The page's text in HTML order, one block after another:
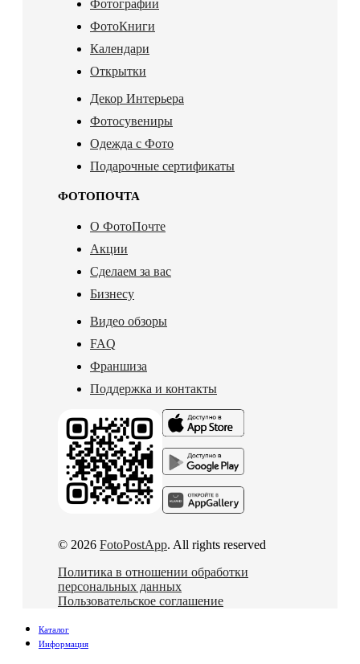
Фотографии
ФотоКниги
Календари
Открытки
Декор Интерьера
Фотосувениры
Одежда с Фото
Подарочные сертификаты
ФОТОПОЧТА
О ФотоПочте
Акции
Сделаем за вас
Бизнесу
Видео обзоры
FAQ
Франшиза
Поддержка и контакты
© 2026 FotoPostApp. All rights reserved
Политика в отношении обработки
персональных данных
Пользовательское соглашение
Каталог
Информация